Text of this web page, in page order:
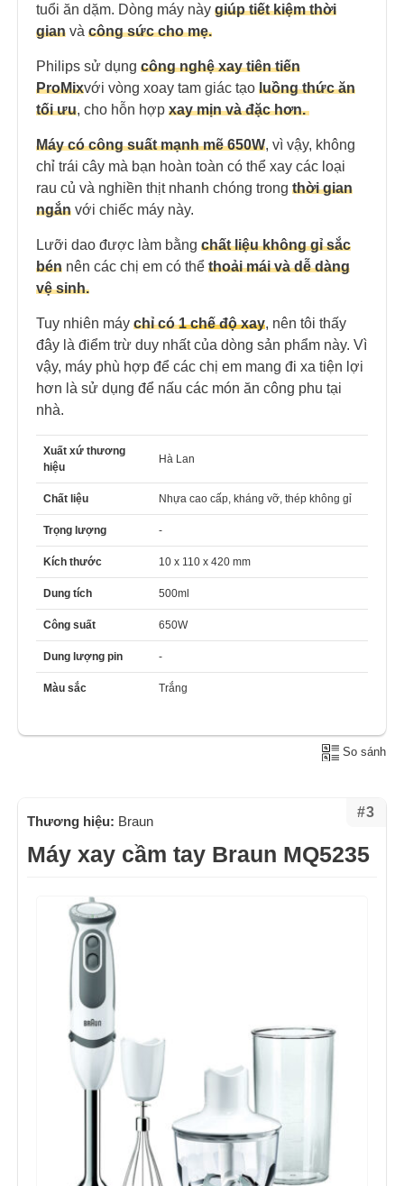
tuổi ăn dặm. Dòng máy này giúp tiết kiệm thời
gian và công sức cho mẹ.
Philips sử dụng công nghệ xay tiên tiến
ProMixvới vòng xoay tam giác tạo luồng thức ăn
tối ưu, cho hỗn hợp xay mịn và đặc hơn.
Máy có công suất mạnh mẽ 650W, vì vậy, không
chỉ trái cây mà bạn hoàn toàn có thể xay các loại
rau củ và nghiền thịt nhanh chóng trong thời gian
ngắn với chiếc máy này.
Lưỡi dao được làm bằng chất liệu không gỉ sắc
bén nên các chị em có thể thoải mái và dễ dàng
vệ sinh.
Tuy nhiên máy chỉ có1 chế độ xay, nên tôi thấy
đây là điểm trừ duy nhất của dòng sản phẩm này. Vì
vậy, máy phù hợp để các chị em mang đi xa tiện lợi
hơn là sử dụng để nấu các món ăn công phu tại
nhà.
Xuất xứ thương
hiệu
Hà Lan
Chất liệu Nhựa cao cấp, kháng vỡ, thép không gỉ
Trọng lượng -
Kích thước 10 x 110 x 420 mm
Dung tích 500ml
Công suất 650W
Dung lượng pin -
Màu sắc Trắng
So sánh
#3
Thương hiệu: Braun
Máy xay cầm tay Braun MQ5235